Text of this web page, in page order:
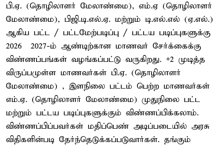
பி.ஏ. (தொழிலாளர் மேலாண்மை), எம்.ஏ (தொழிலாளர்
மேலாண்மை), பிஜி.டி.எல்.ஏ. மற்றும் டி.எல்.எல் (ஏ.எல்.)
ஆகிய பட்ட / பட்டமேற்படிப்பு / பட்டய படிப்புகளுக்கு
2026 – 2027-ம் ஆண்டிற்கான மாணவர் சேர்க்கைக்கு
விண்ணப்பங்கள் வழங்கப்பட்டு வருகிறது. +2 முடித்த
விருப்பமுள்ள மாணவர்கள் பி.ஏ. (தொழிலாளர்
மேலாண்மை) , இளநிலை பட்டம் பெற்ற மாணவர்கள்
எம்.ஏ. (தொழிலாளர் மேலாண்மை) முதுநிலை பட்ட
மற்றும் பட்டய படிப்புகளுக்கும் விண்ணப்பிக்கலாம்.
விண்ணப்பிப்பவர்கள் மதிப்பெண் அடிப்படையில் அரசு
விதிகளின்படி தேர்ந்தெடுக்கப்படுவார்கள். தங்கும்